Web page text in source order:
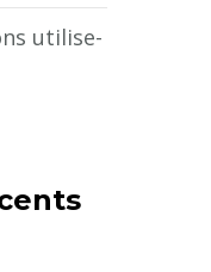
utilise-